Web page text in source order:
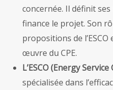
concernée. Il définit
finance le projet. Son
propositions de
œuvre du CPE.
L’ESCO (Energy
spécialisée dans